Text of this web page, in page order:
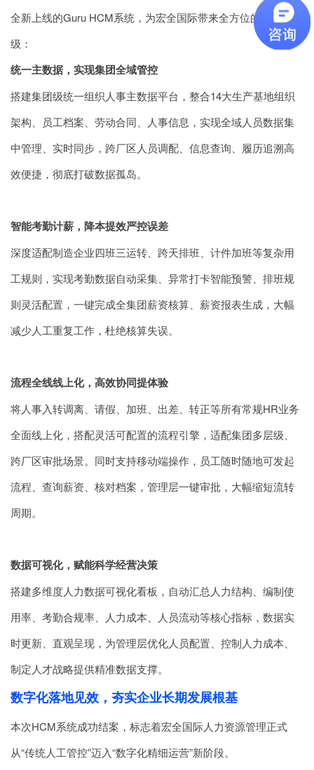
全新上线的Guru HCM系统，为宏全国际带来全方位的管理升
级：
统一主数据，实现集团全域管控
搭建集团级统一组织人事主数据平台，整合14大生产基地组织
架构、员工档案、劳动合同、人事信息，实现全域人员数据集
中管理、实时同步，跨厂区人员调配、信息查询、履历追溯高
效便捷，彻底打破数据孤岛。
智能考勤计薪，降本提效严控误差
深度适配制造企业四班三运转、跨天排班、计件加班等复杂用
工规则，实现考勤数据自动采集、异常打卡智能预警、排班规
则灵活配置，一键完成全集团薪资核算、薪资报表生成，大幅
减少人工重复工作，杜绝核算失误。
流程全线线上化，高效协同提体验
将人事入转调离、请假、加班、出差、转正等所有常规HR业务
全面线上化，搭配灵活可配置的流程引擎，适配集团多层级、
跨厂区审批场景。同时支持移动端操作，员工随时随地可发起
流程、查询薪资、核对档案，管理层一键审批，大幅缩短流转
周期。
数据可视化，赋能科学经营决策
搭建多维度人力数据可视化看板，自动汇总人力结构、编制使
用率、考勤合规率、人力成本、人员流动等核心指标，数据实
时更新、直观呈现，为管理层优化人员配置、控制人力成本、
制定人才战略提供精准数据支撑。
数字化落地见效，夯实企业长期发展根基
本次HCM系统成功结案，标志着宏全国际人力资源管理正式
从“传统人工管控”迈入“数字化精细运营”新阶段。